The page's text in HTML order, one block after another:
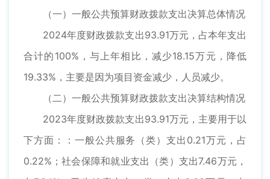
（一）一般公共预算财政拨款支出决算总体情况
2024年度财政拨款支出93.91万元，占本年支出
合计的100%，与上年相比，减少18.15万元，降低
19.33%，主要是因为项目资金减少，人员减少。
（二）一般公共预算财政拨款支出决算结构情况
2023年度财政拨款支出93.91万元，主要用于以
下方面：：一般公共服务（类）支出0.21万元，占
0.22%；社会保障和就业支出（类）支出7.46万元，